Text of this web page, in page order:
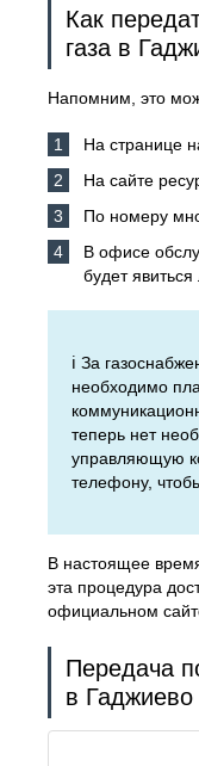
Как
газа в
Напомним, это
На странице
На сайте
По номеру
В офисе
будет явиться
ℹ️ За
необходимо
теперь нет
управляющую
телефону,
В настоящее
эта процедура
официальном
Передача
в Гаджиево